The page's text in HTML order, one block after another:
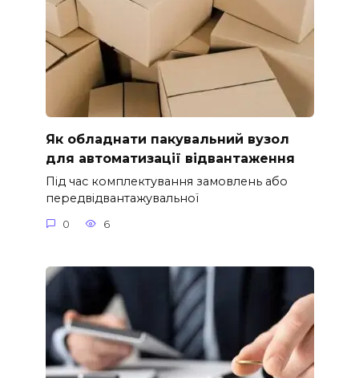
Як обладнати пакувальний вузол
для автоматизації відвантаження
Під час комплектування замовлень або
передвідвантажувальної
0 6